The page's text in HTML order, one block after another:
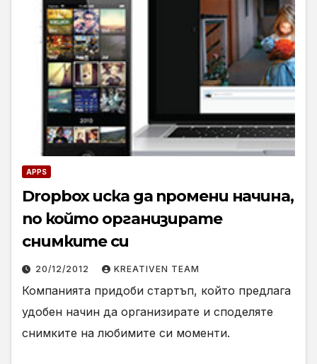
APPS
Dropbox иска да промени начина,
по който организирате
снимките си
20/12/2012 KREATIVEN TEAM
Компанията придоби стартъп, който предлага
удобен начин да организирате и споделяте
снимките на любимите си моменти.